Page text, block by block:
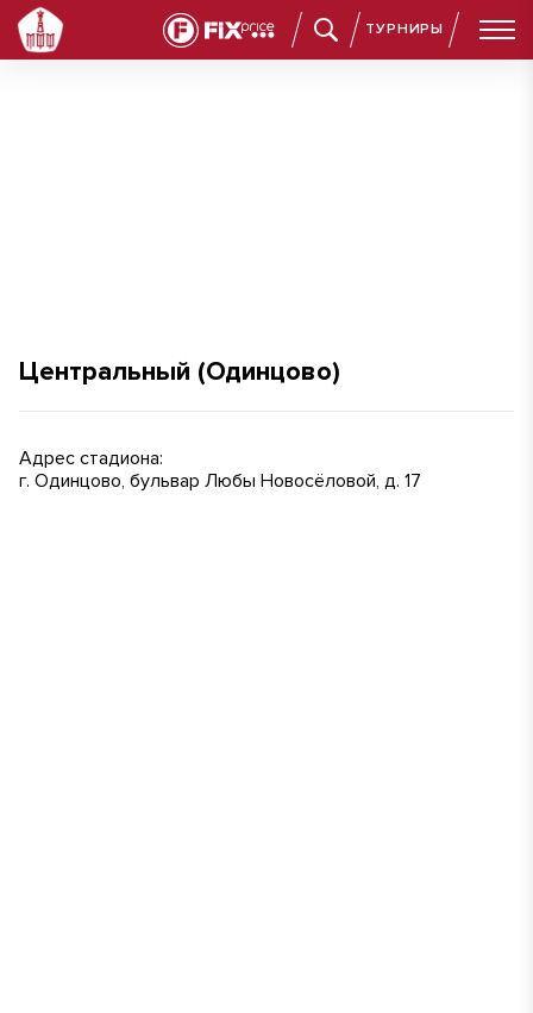
ТУРНИРЫ
Центральный (Одинцово)
Центральный (Одинцово)
Адрес стадиона:
г. Одинцово, бульвар Любы Новосёловой, д. 17